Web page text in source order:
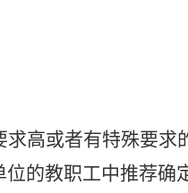
高或者有特殊要求
的教职工中推荐确